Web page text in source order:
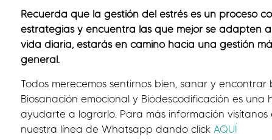
Recuerda que la gestión del estrés es un proceso
estrategias y encuentra las que mejor se adapten
vida diaria, estarás en camino hacia una gestión
general.
Todos merecemos sentirnos bien, sanar y
Biosanación emocional y Biodescodificación es
ayudarte a lograrlo. Para más información visítanos
nuestra línea de Whatsapp dando click AQUÍ